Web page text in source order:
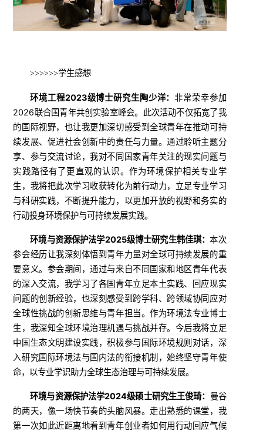
>>>>>>学生感想
环境工程2023级博士研究生陶少洋：非常荣幸参加
2026联合国青年共创实验室峰会。此次活动不仅拓宽了我
的国际视野，也让我更加深切感受到全球青年在推动可持
续发展、促进社会创新中的责任与力量。通过聆听主题分
享、参与交流讨论，我对不同国家青年关注的现实问题与
实践路径有了更直观的认识。作为环境保护相关专业学
生，我将把此次学习收获转化为前行动力，立足专业学习
与科研实践，不断提升能力，以更加开放的视野和务实的
行动投身环境保护与可持续发展实践。
环境与资源保护法学2025级博士研究生韩佳琪：本次
参会经历让我深刻体悟到青年力量对全球可持续发展的重
要意义。参会期间，通过与来自不同国家和地区青年代表
的深入交流，我学习了各国青年立足本土实践、回应现实
问题的创新经验，也深刻感受到跨学科、跨领域协同应对
全球性挑战的创新思维与青年担当。作为环境法专业博士
生，我深知全球环境治理机遇与挑战并存。今后我将立足
中国生态文明建设实践，积极参与国际环境规则对话，深
入研究国际环境法与国内法的衔接机制，始终坚守青年使
命，以专业学识助力全球生态治理与可持续发展。
环境与资源保护法学2024级硕士研究生王俊琦： 曼谷
的两天，像一场快节奏的头脑风暴。走出熟悉的课堂，我
第一次如此近距离地看到青年创业者如何用行动回应气候